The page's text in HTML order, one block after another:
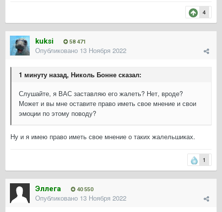
4
kuksi 58 471
Опубликовано 13 Ноября 2022
1 минуту назад, Николь Бонне сказал:
Слушайте, я ВАС заставляю его жалеть? Нет, вроде?
Может и вы мне оставите право иметь свое мнение и свои
эмоции по этому поводу?
Ну и я имею право иметь свое мнение о таких жалельшиках.
1
Эллега 40 550
Опубликовано 13 Ноября 2022